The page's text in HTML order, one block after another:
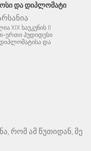
ᲓᲐ ᲓᲘᲞᲚᲝᲛᲐᲢᲘ
XIX საუკუნის II
ერთი პუდიდესი
და
რომ ამ წუთიდან, მე